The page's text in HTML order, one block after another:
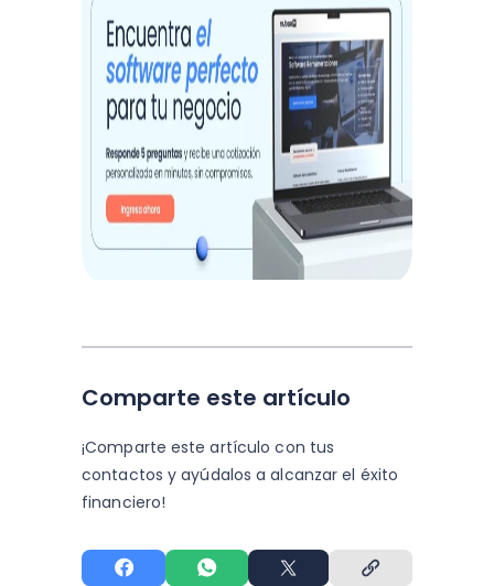
Comparte este artículo
¡Comparte este artículo con tus
contactos y ayúdalos a alcanzar el éxito
financiero!